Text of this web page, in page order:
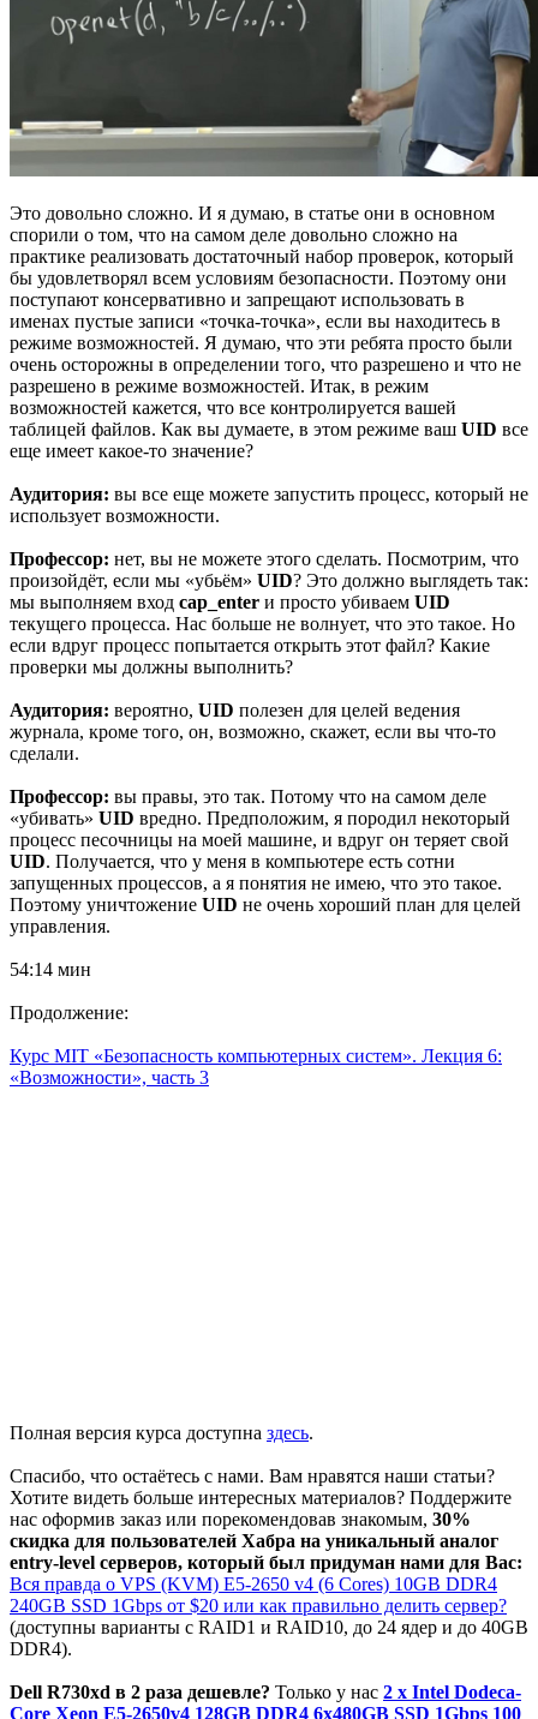
Это довольно сложно. И я думаю, в статье они в основном
спорили о том, что на самом деле довольно сложно на
практике реализовать достаточный набор проверок, который
бы удовлетворял всем условиям безопасности. Поэтому они
поступают консервативно и запрещают использовать в
именах пустые записи «точка-точка», если вы находитесь в
режиме возможностей. Я думаю, что эти ребята просто были
очень осторожны в определении того, что разрешено и что не
разрешено в режиме возможностей. Итак, в режим
возможностей кажется, что все контролируется вашей
таблицей файлов. Как вы думаете, в этом режиме ваш UID все
еще имеет какое-то значение?
Аудитория: вы все еще можете запустить процесс, который не
использует возможности.
Профессор: нет, вы не можете этого сделать. Посмотрим, что
произойдёт, если мы «убьём» UID? Это должно выглядеть так:
мы выполняем вход cap_enter и просто убиваем UID
текущего процесса. Нас больше не волнует, что это такое. Но
если вдруг процесс попытается открыть этот файл? Какие
проверки мы должны выполнить?
Аудитория: вероятно, UID полезен для целей ведения
журнала, кроме того, он, возможно, скажет, если вы что-то
сделали.
Профессор: вы правы, это так. Потому что на самом деле
«убивать» UID вредно. Предположим, я породил некоторый
процесс песочницы на моей машине, и вдруг он теряет свой
UID. Получается, что у меня в компьютере есть сотни
запущенных процессов, а я понятия не имею, что это такое.
Поэтому уничтожение UID не очень хороший план для целей
управления.
54:14 мин
Продолжение:
Курс MIT «Безопасность компьютерных систем». Лекция 6:
«Возможности», часть 3
Полная версия курса доступна здесь.
Спасибо, что остаётесь с нами. Вам нравятся наши статьи?
Хотите видеть больше интересных материалов? Поддержите
нас оформив заказ или порекомендовав знакомым, 30%
скидка для пользователей Хабра на уникальный аналог
entry-level серверов, который был придуман нами для Вас:
Вся правда о VPS (KVM) E5-2650 v4 (6 Cores) 10GB DDR4
240GB SSD 1Gbps от $20 или как правильно делить сервер?
(доступны варианты с RAID1 и RAID10, до 24 ядер и до 40GB
DDR4).
Dell R730xd в 2 раза дешевле? Только у нас 2 х Intel Dodeca-
Core Xeon E5-2650v4 128GB DDR4 6x480GB SSD 1Gbps 100